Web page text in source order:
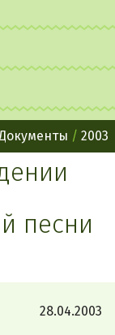
2003
песни
28.04.2003